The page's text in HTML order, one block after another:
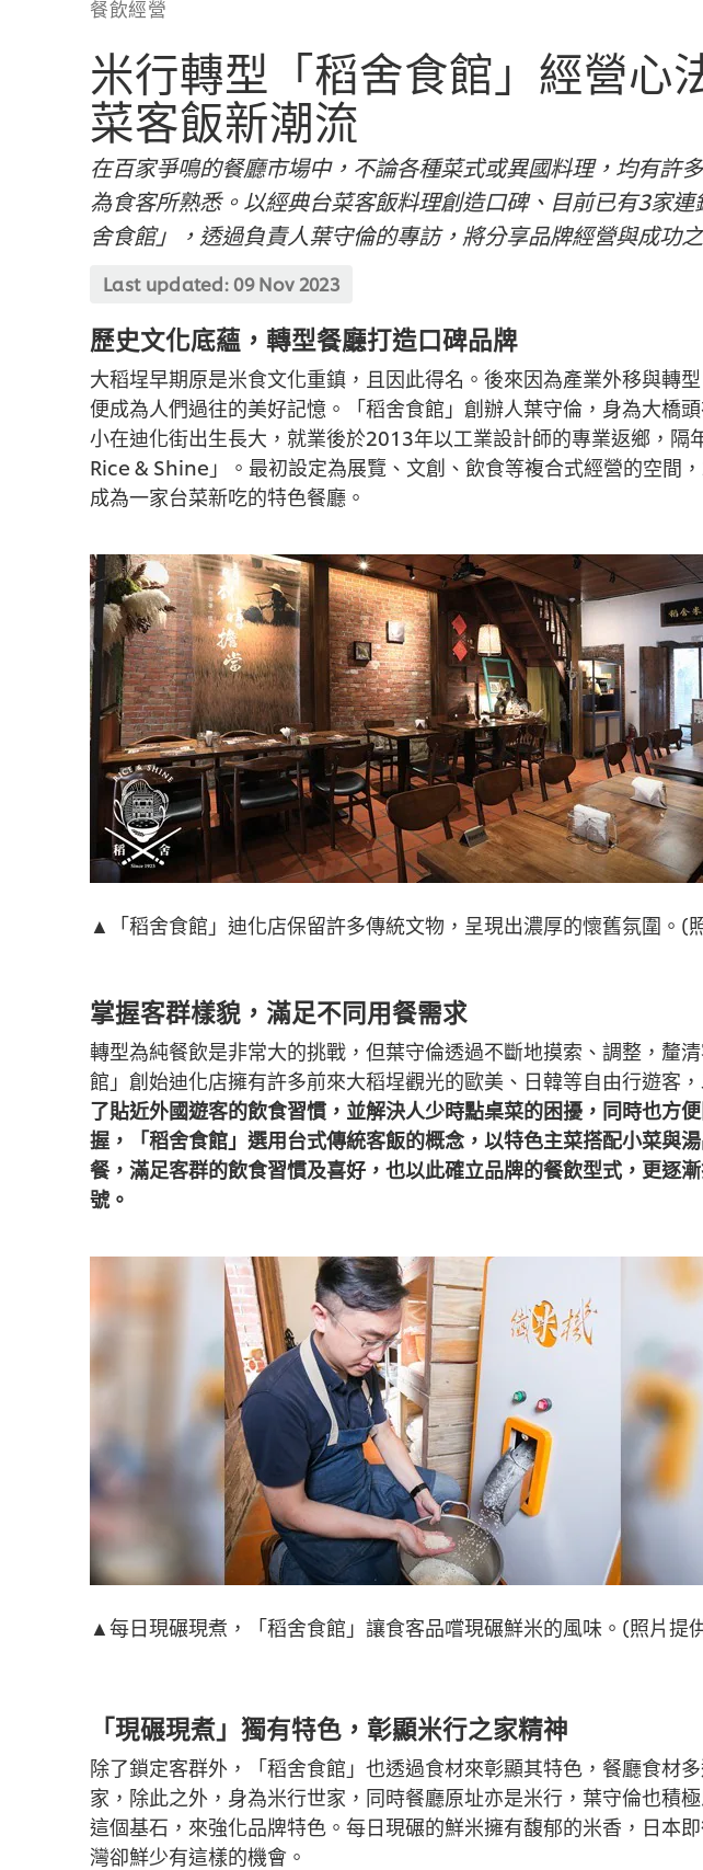
餐飲經營
米行轉型「稻舍食館」經營心
菜客飯新潮流
在百家爭鳴的餐廳市場中，不論各種菜式或異國料理，均有許
為食客所熟悉。以經典台菜客飯料理創造口碑、目前已有3家
舍食館」，透過負責人葉守倫的專訪，將分享品牌經營與成功
Last updated:09 Nov 2023
歷史文化底蘊，轉型餐廳打造口碑品牌
大稻埕早期原是米食文化重鎮，且因此得名。後來因為產業外移與轉
便成為人們過往的美好記憶。「稻舍食館」創辦人葉守倫，身為大橋
小在迪化街出生長大，就業後於2013年以工業設計師的專業返鄉，隔
Rice & Shine」。最初設定為展覽、文創、飲食等複合式經營的空間
成為一家台菜新吃的特色餐廳。
▲「稻舍食館」迪化店保留許多傳統文物，呈現出濃厚的懷舊氛圍。(
掌握客群樣貌，滿足不同用餐需求
轉型為純餐飲是非常大的挑戰，但葉守倫透過不斷地摸索、調整，釐
館」創始迪化店擁有許多前來大稻埕觀光的歐美、日韓等自由行遊客
了貼近外國遊客的飲食習慣，並解決人少時點桌菜的困擾，同時也方
握，「稻舍食館」選用台式傳統客飯的概念，以特色主菜搭配小菜與
餐，滿足客群的飲食習慣及喜好，也以此確立品牌的餐飲型式，更逐
號。
▲每日現碾現煮，「稻舍食館」讓食客品嚐現碾鮮米的風味。(照片提
「現碾現煮」獨有特色，彰顯米行之家精神
除了鎖定客群外，「稻舍食館」也透過食材來彰顯其特色，餐廳食材
家，除此之外，身為米行世家，同時餐廳原址亦是米行，葉守倫也積極
這個基石，來強化品牌特色。每日現碾的鮮米擁有馥郁的米香，日本
灣卻鮮少有這樣的機會。